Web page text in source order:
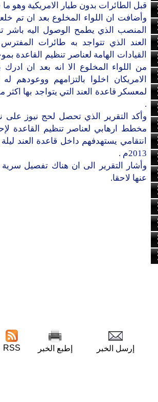
قبل الطائرات بدون طيار الامريكية وهو
وأضافت ان اللواء المخلوع بعد ان تم
المنصب الذي يطمح الوصول اليه
العند الذي تتواجد به طائرات
القيادات الهامة لعناصر تنظيم القاعدة
من اللواء المخلوع الا انه بعد ان
الامريكان اخلوا بالتزامهم ووعودهم
لمعسكر قاعدة العند التي يتواجد بها اكثر
.
وأكد التقرير الذي تحصل لحج نيوز على
مخطط ارهابي لعناصر تنظيم القاعدة
انتقامي يستهدفهم داخل قاعدة العند
2013م .
وأشار التقرير الى ان هناك تفصيل
عنها لاحقا.
إرسل الخبر إطبع الخبر RSS